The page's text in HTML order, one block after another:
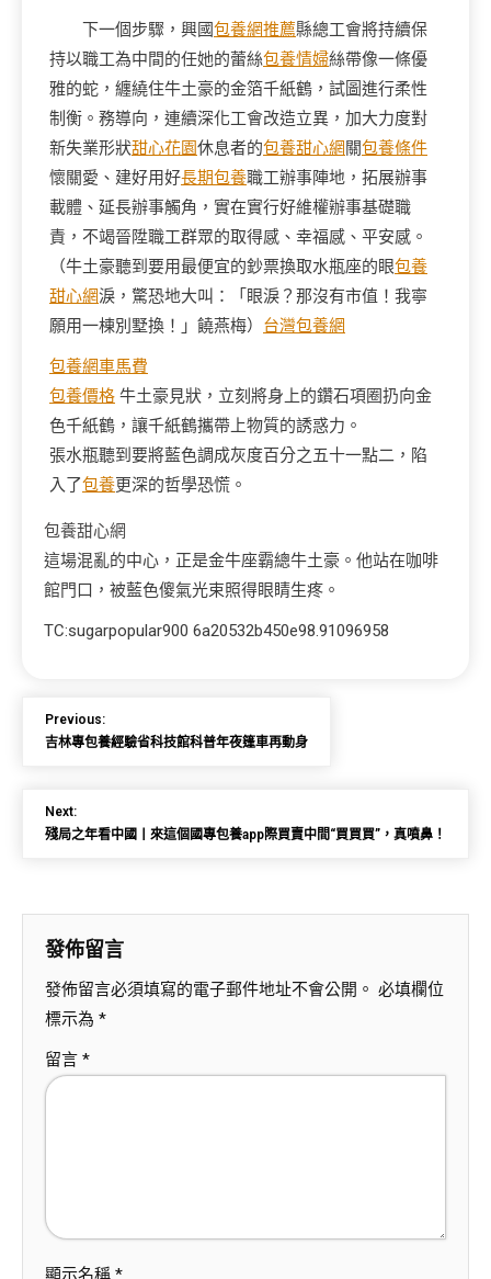
下一個步驟，興國包養網推薦縣總工會將持續保
持以職工為中間的任她的蕾絲包養情婦絲帶像一條優
雅的蛇，纏繞住牛土豪的金箔千紙鶴，試圖進行柔性
制衡。務導向，連續深化工會改造立異，加大力度對
新失業形狀甜心花園休息者的包養甜心網 關包養條件
懷關愛、建好用好長期包養職工辦事陣地，拓展辦事
載體、延長辦事觸角，實在實行好維權辦事基礎職
責，不竭晉陞職工群眾的取得感、幸福感、平安感。
（牛土豪聽到要用最便宜的鈔票換取水瓶座的眼包養
甜心網淚，驚恐地大叫：「眼淚？那沒有市值！我寧
願用一棟別墅換！」饒燕梅） 台灣包養網
包養網車馬費
包養價格 牛土豪見狀，立刻將身上的鑽石項圈扔向金
色千紙鶴，讓千紙鶴攜帶上物質的誘惑力。
張水瓶聽到要將藍色調成灰度百分之五十一點二，陷
入了包養更深的哲學恐慌。
包養甜心網
這場混亂的中心，正是金牛座霸總牛土豪。他站在咖啡
館門口，被藍色傻氣光束照得眼睛生疼。
TC:sugarpopular900 6a20532b450e98.91096958
Previous:
吉林專包養經驗省科技館科普年夜篷車再動身
Next:
殘局之年看中國丨來這個國專包養app際買賣中間“買買買”，真噴鼻！
發佈留言
發佈留言必須填寫的電子郵件地址不會公開。 必填欄位
標示為 *
留言 *
顯示名稱 *